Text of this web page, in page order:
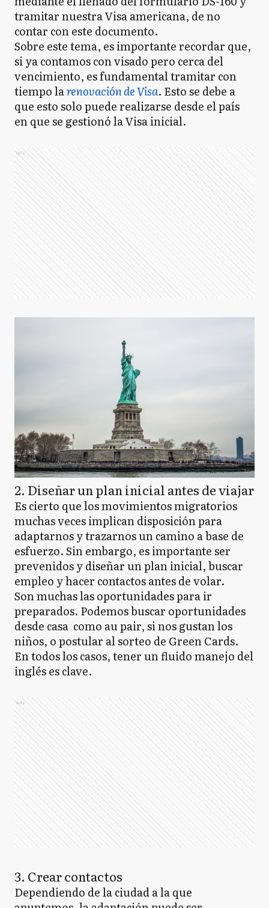
tramitar nuestra Visa americana, de no
contar con este documento.
Sobre este tema, es importante recordar que,
si ya contamos con visado pero cerca del
vencimiento, es fundamental tramitar con
tiempo larenovación de Visa. Esto se debe a
que esto solo puede realizarse desde el país
en que se gestionó la Visa inicial.
Ads
2. Diseñar un plan inicial antes de viajar
Es cierto que los movimientos migratorios
muchas veces implican disposición para
adaptarnos y trazarnos un camino a base de
esfuerzo. Sin embargo, es importante ser
prevenidos y diseñar un plan inicial, buscar
empleo y hacer contactos antes de volar.
Son muchas las oportunidades para ir
preparados. Podemos buscar oportunidades
desde casa como au pair, si nos gustan los
niños, o postular al sorteo de Green Cards.
En todos los casos, tener un fluido manejo del
inglés es clave.
Ads
3. Crear contactos
Dependiendo de la ciudad a la que